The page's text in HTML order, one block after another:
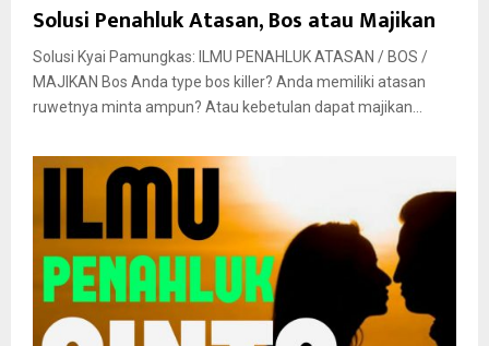
Solusi Penahluk Atasan, Bos atau Majikan
Solusi Kyai Pamungkas: ILMU PENAHLUK ATASAN / BOS /
MAJIKAN Bos Anda type bos killer? Anda memiliki atasan
ruwetnya minta ampun? Atau kebetulan dapat majikan...